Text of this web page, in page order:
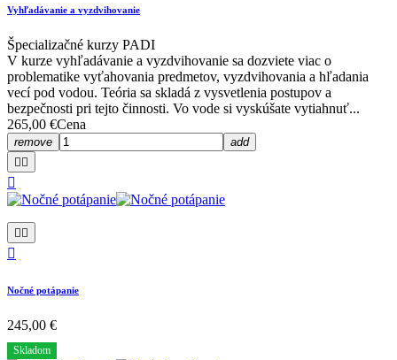
Vyhľadávanie a vyzdvihovanie
Špecializačné kurzy PADI
V kurze vyhľadávanie a vyzdvihovanie sa dozviete viac o
problematike vyťahovania predmetov, vyzdvihovania a hľadania
vecí pod vodou. Teória sa skladá z vysvetlenia postupov a
bezpečnosti pri tejto činnosti. Vo vode si vyskúšate vytiahnuť...
265,00 €Cena
remove
add
 

 

Nočné potápanie
245,00 €
Skladom